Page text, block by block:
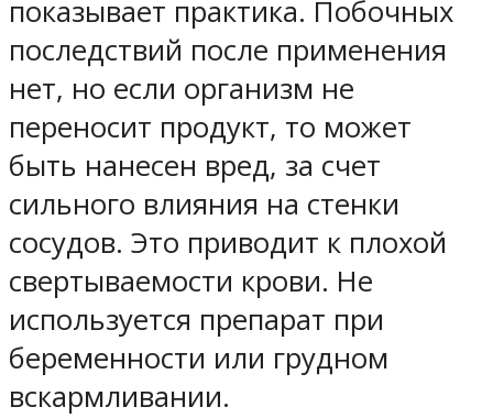
показывает практика. Побочных
последствий после применения
нет, но если организм не
переносит продукт, то может
быть нанесен вред, за счет
сильного влияния на стенки
сосудов. Это приводит к плохой
свертываемости крови. Не
используется препарат при
беременности или грудном
вскармливании.